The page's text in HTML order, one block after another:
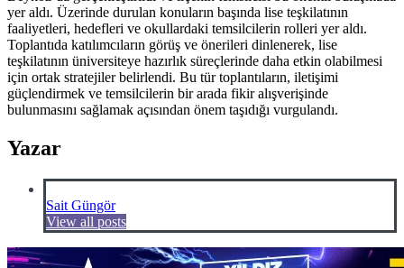
yer aldı. Üzerinde durulan konuların başında lise teşkilatının
faaliyetleri, hedefleri ve okullardaki temsilcilerin rolleri yer aldı.
Toplantıda katılımcıların görüş ve önerileri dinlenerek, lise
teşkilatının üniversiteye hazırlık süreçlerinde daha etkin olabilmesi
için ortak stratejiler belirlendi. Bu tür toplantıların, iletişimi
güçlendirmek ve temsilcilerin bir arada fikir alışverişinde
bulunmasını sağlamak açısından önem taşıdığı vurgulandı.
Yazar
Sait Güngör
View all posts